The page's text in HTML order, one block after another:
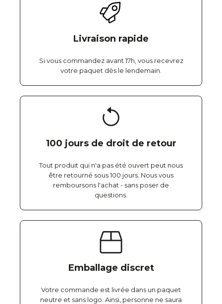
Livraison rapide
Si vous commandez avant 17h, vous recevrez
votre paquet dès le lendemain.
100 jours de droit de retour
Tout produit qui n'a pas été ouvert peut nous
être retourné sous 100 jours. Nous vous
remboursons l'achat - sans poser de
questions.
Emballage discret
Votre commande est livrée dans un paquet
neutre et sans logo. Ainsi, personne ne saura